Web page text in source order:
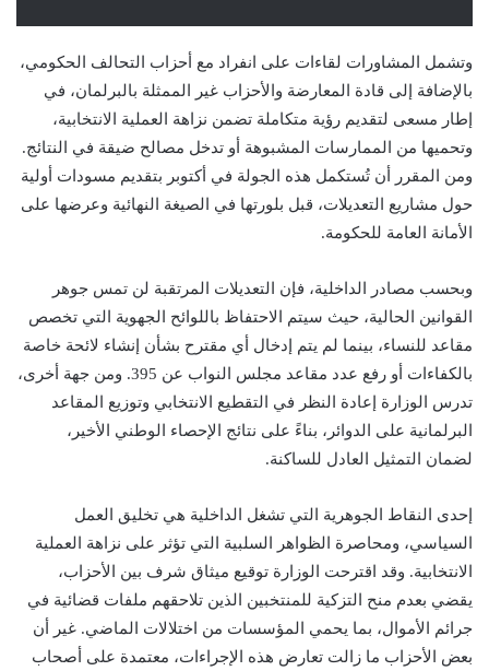
وتشمل المشاورات لقاءات على انفراد مع أحزاب التحالف الحكومي،
بالإضافة إلى قادة المعارضة والأحزاب غير الممثلة بالبرلمان، في
إطار مسعى لتقديم رؤية متكاملة تضمن نزاهة العملية الانتخابية،
وتحميها من الممارسات المشبوهة أو تدخل مصالح ضيقة في النتائج.
ومن المقرر أن تُستكمل هذه الجولة في أكتوبر بتقديم مسودات أولية
حول مشاريع التعديلات، قبل بلورتها في الصيغة النهائية وعرضها على
الأمانة العامة للحكومة.
وبحسب مصادر الداخلية، فإن التعديلات المرتقبة لن تمس جوهر
القوانين الحالية، حيث سيتم الاحتفاظ باللوائح الجهوية التي تخصص
مقاعد للنساء، بينما لم يتم إدخال أي مقترح بشأن إنشاء لائحة خاصة
بالكفاءات أو رفع عدد مقاعد مجلس النواب عن 395. ومن جهة أخرى،
تدرس الوزارة إعادة النظر في التقطيع الانتخابي وتوزيع المقاعد
البرلمانية على الدوائر، بناءً على نتائج الإحصاء الوطني الأخير،
لضمان التمثيل العادل للساكنة.
إحدى النقاط الجوهرية التي تشغل الداخلية هي تخليق العمل
السياسي، ومحاصرة الظواهر السلبية التي تؤثر على نزاهة العملية
الانتخابية. وقد اقترحت الوزارة توقيع ميثاق شرف بين الأحزاب،
يقضي بعدم منح التزكية للمنتخبين الذين تلاحقهم ملفات قضائية في
جرائم الأموال، بما يحمي المؤسسات من اختلالات الماضي. غير أن
بعض الأحزاب ما زالت تعارض هذه الإجراءات، معتمدة على أصحاب